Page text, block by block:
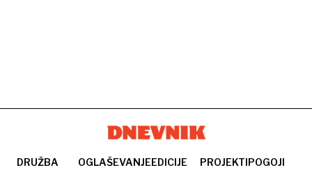
DRUŽBA
OGLAŠEVANJEEDICIJE
PROJEKTIPOGOJI